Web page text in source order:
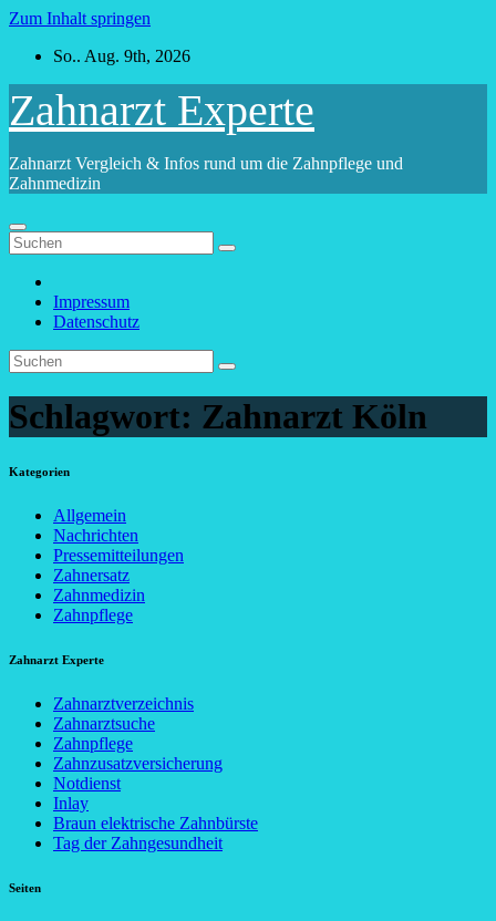
Zum Inhalt springen
So.. Aug. 9th, 2026
Zahnarzt Experte
Zahnarzt Vergleich & Infos rund um die Zahnpflege und
Zahnmedizin
Impressum
Datenschutz
Schlagwort: Zahnarzt Köln
Kategorien
Allgemein
Nachrichten
Pressemitteilungen
Zahnersatz
Zahnmedizin
Zahnpflege
Zahnarzt Experte
Zahnarztverzeichnis
Zahnarztsuche
Zahnpflege
Zahnzusatzversicherung
Notdienst
Inlay
Braun elektrische Zahnbürste
Tag der Zahngesundheit
Seiten